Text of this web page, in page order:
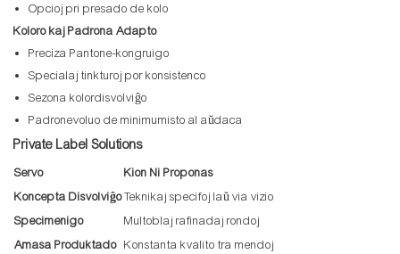
Opcioj pri presado de kolo
Koloro kaj Padrona Adapto
Preciza Pantone-kongruigo
Specialaj tinkturoj por konsistenco
Sezona kolordisvolviĝo
Padronevoluo de minimumisto al aŭdaca
Private Label Solutions
Servo
Kion Ni Proponas
Koncepta DisvolviĝoTeknikaj specifoj laŭ via vizio
Specimenigo
Multoblaj rafinadaj rondoj
Amasa Produktado Konstanta kvalito tra mendoj